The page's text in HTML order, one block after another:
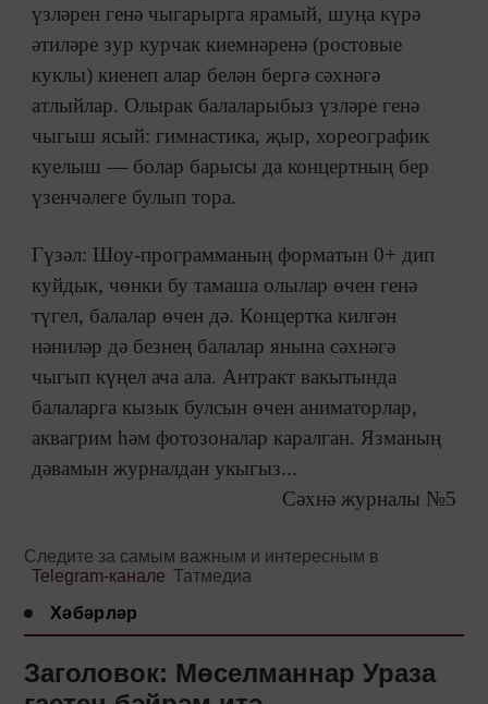
үзләрен генә чыгарырга ярамый, шуңа күрә
әтиләре зур курчак киемнәренә (ростовые
куклы) киенеп алар белән бергә сәхнәгә
атлыйлар. Олырак балаларыбыз үзләре генә
чыгыш ясый: гимнастика, җыр, хореографик
куелыш — болар барысы да концертның бер
үзенчәлеге булып тора.
Гүзәл: Шоу-программаның форматын 0+ дип
куйдык, чөнки бу тамаша олылар өчен генә
түгел, балалар өчен дә. Концертка килгән
нәниләр дә безнең балалар янына сәхнәгә
чыгып күңел ача ала. Антракт вакытында
балаларга кызык булсын өчен аниматорлар,
аквагрим һәм фотозоналар каралган. Язманың
дәвамын журналдан укыгыз...
Сәхнә журналы №5
Следите за самым важным и интересным в
Telegram-канале Татмедиа
Хәбәрләр
Заголовок: Мөселманнар Ураза